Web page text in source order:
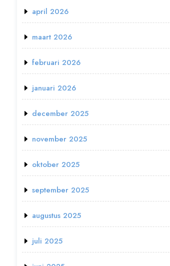
april 2026
maart 2026
februari 2026
januari 2026
december 2025
november 2025
oktober 2025
september 2025
augustus 2025
juli 2025